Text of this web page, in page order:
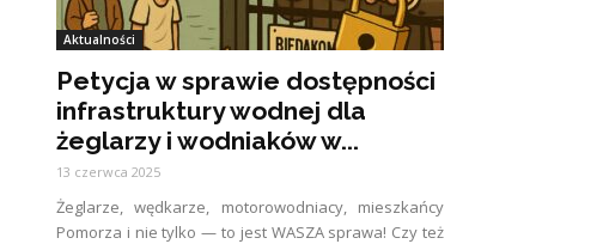
Aktualności
Petycja w sprawie dostępności
infrastruktury wodnej dla
żeglarzy i wodniaków w...
13 czerwca 2025
Żeglarze, wędkarze, motorowodniacy, mieszkańcy
Pomorza i nie tylko — to jest WASZA sprawa! Czy też